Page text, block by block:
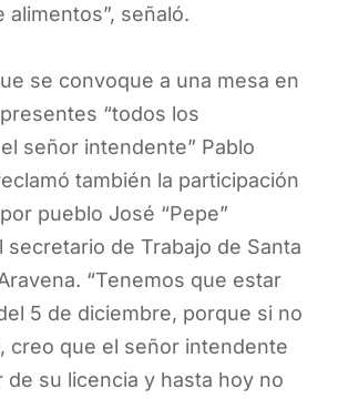
alimentos”, señaló.
se convoque a una mesa en
“todos los
señor intendente” Pablo
también la participación
pueblo José “Pepe”
secretario de Trabajo de Santa
“Tenemos que estar
5 de diciembre, porque si no
creo que el señor intendente
de su licencia y hasta hoy no